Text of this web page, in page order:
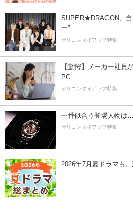
SUPER★DRAGON、自
ー”
オリコンタイアップ特集
【驚愕】メーカー社員
PC
オリコンタイアップ特集
一番似合う登場人物は
オリコンタイアップ特集
2026年7月夏ドラマも